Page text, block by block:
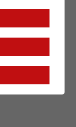
bar, table,
dans la